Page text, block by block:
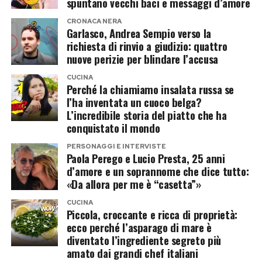
Non tutti credono che la relazione con Dodi
fosse nata come grande amore.
Secondo Judy Wade, Diana potrebbe essersi
avvicinata a lui anche per provocare Hasnat
Khan. Dodi aveva yacht, jet privati e una vita
perfetta per attirare i paparazzi. Mostrarsi felice
accanto a lui avrebbe potuto essere anche un
modo per far ingelosire l’ex.
Questo, però, non esclude che una storia nata
forse come ripicca possa essere diventata
qualcosa di più serio.
Il punto resta proprio questo: non sappiamo
l’idea di un nuovo arrivo è sembrata
immediatamente credibile.
Ma il gossip, come spesso accade, è corso
molto più veloce dei fatti.
Le foto in bikini frenano i fan
A raffreddare l’entusiasmo sono state le
immagini pubblicate successivamente da
Cecilia.
Nelle foto in piscina, la sorella di Belén mostra
un addome tonico e piatto, dettaglio che ha
spinto molti a ritenere improbabile che possa
essere già in dolce attesa.
CRONACA NERA
Garlasco, Andrea Sempio verso la
richiesta di rinvio a giudizio: quattro
nuove perizie per blindare l’accusa
CUCINA
Perché la chiamiamo insalata russa se
l’ha inventata un cuoco belga?
L’incredibile storia del piatto che ha
conquistato il mondo
PERSONAGGI E INTERVISTE
Paola Perego e Lucio Presta, 25 anni
d’amore e un soprannome che dice tutto:
«Da allora per me è “casetta”»
CUCINA
Piccola, croccante e ricca di proprietà:
ecco perché l’asparago di mare è
diventato l’ingrediente segreto più
amato dai grandi chef italiani